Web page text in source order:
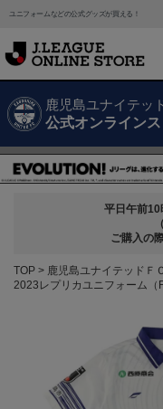
ユニフォームなどの公式グッズが買える！
鹿児島ユナイテッ
公式オンライン
平日午前10
ご購入の
TOP 鹿児島ユナイテッドＦＣ
2023レプリカユニフォーム（